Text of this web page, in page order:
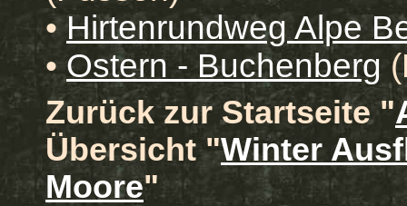
•Hirtenrundweg Alpe
• Ostern - Buchenberg
Zurück zur Startseite "
Übersicht "Winter
Moore"